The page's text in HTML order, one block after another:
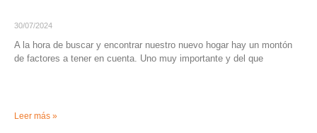
30/07/2024
A la hora de buscar y encontrar nuestro nuevo hogar hay un montón
de factores a tener en cuenta. Uno muy importante y del que
Leer más »